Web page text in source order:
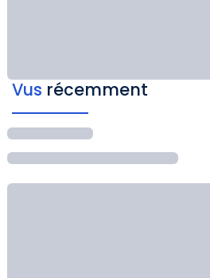
Vus récemment